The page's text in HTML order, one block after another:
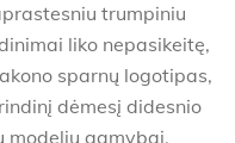
trumpiniu
liko nepasikeitę,
sparnų logotipas,
dėmesį didesnio
modelių gamybai.